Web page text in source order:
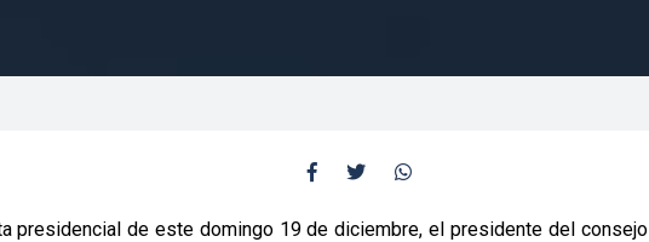
presidencial de este domingo 19 de diciembre, el presidente del consejo